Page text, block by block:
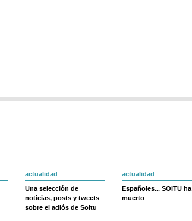
actualidad
Una selección de
noticias, posts y tweets
sobre el adiós de Soitu
actualidad
Españoles... SOITU ha
muerto